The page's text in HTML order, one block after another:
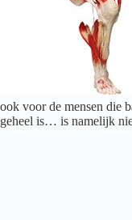
ook voor de mensen die
geheel is… is namelijk